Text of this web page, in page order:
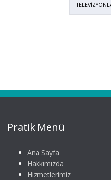
Pratik Menü
Ana Sayfa
Hakkımızda
Hizmetlerimiz